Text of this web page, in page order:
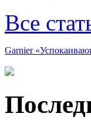
Все
Garnier